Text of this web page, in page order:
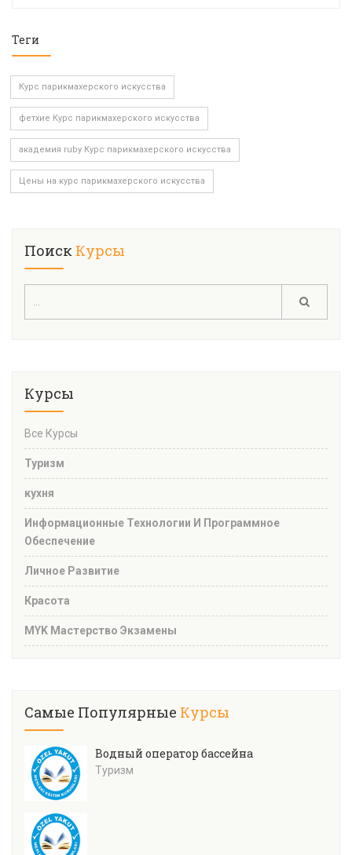
Теги
Курс парикмахерского искусства
фетхие Курс парикмахерского искусства
академия ruby Курс парикмахерского искусства
Цены на курс парикмахерского искусства
Поиск Курсы
Курсы
Все Курсы
Туризм
кухня
Информационные Технологии И Программное
Обеспечение
Личное Развитие
Красота
MYK Мастерство Экзамены
Самые Популярные Курсы
Водный оператор бассейна
Туризм